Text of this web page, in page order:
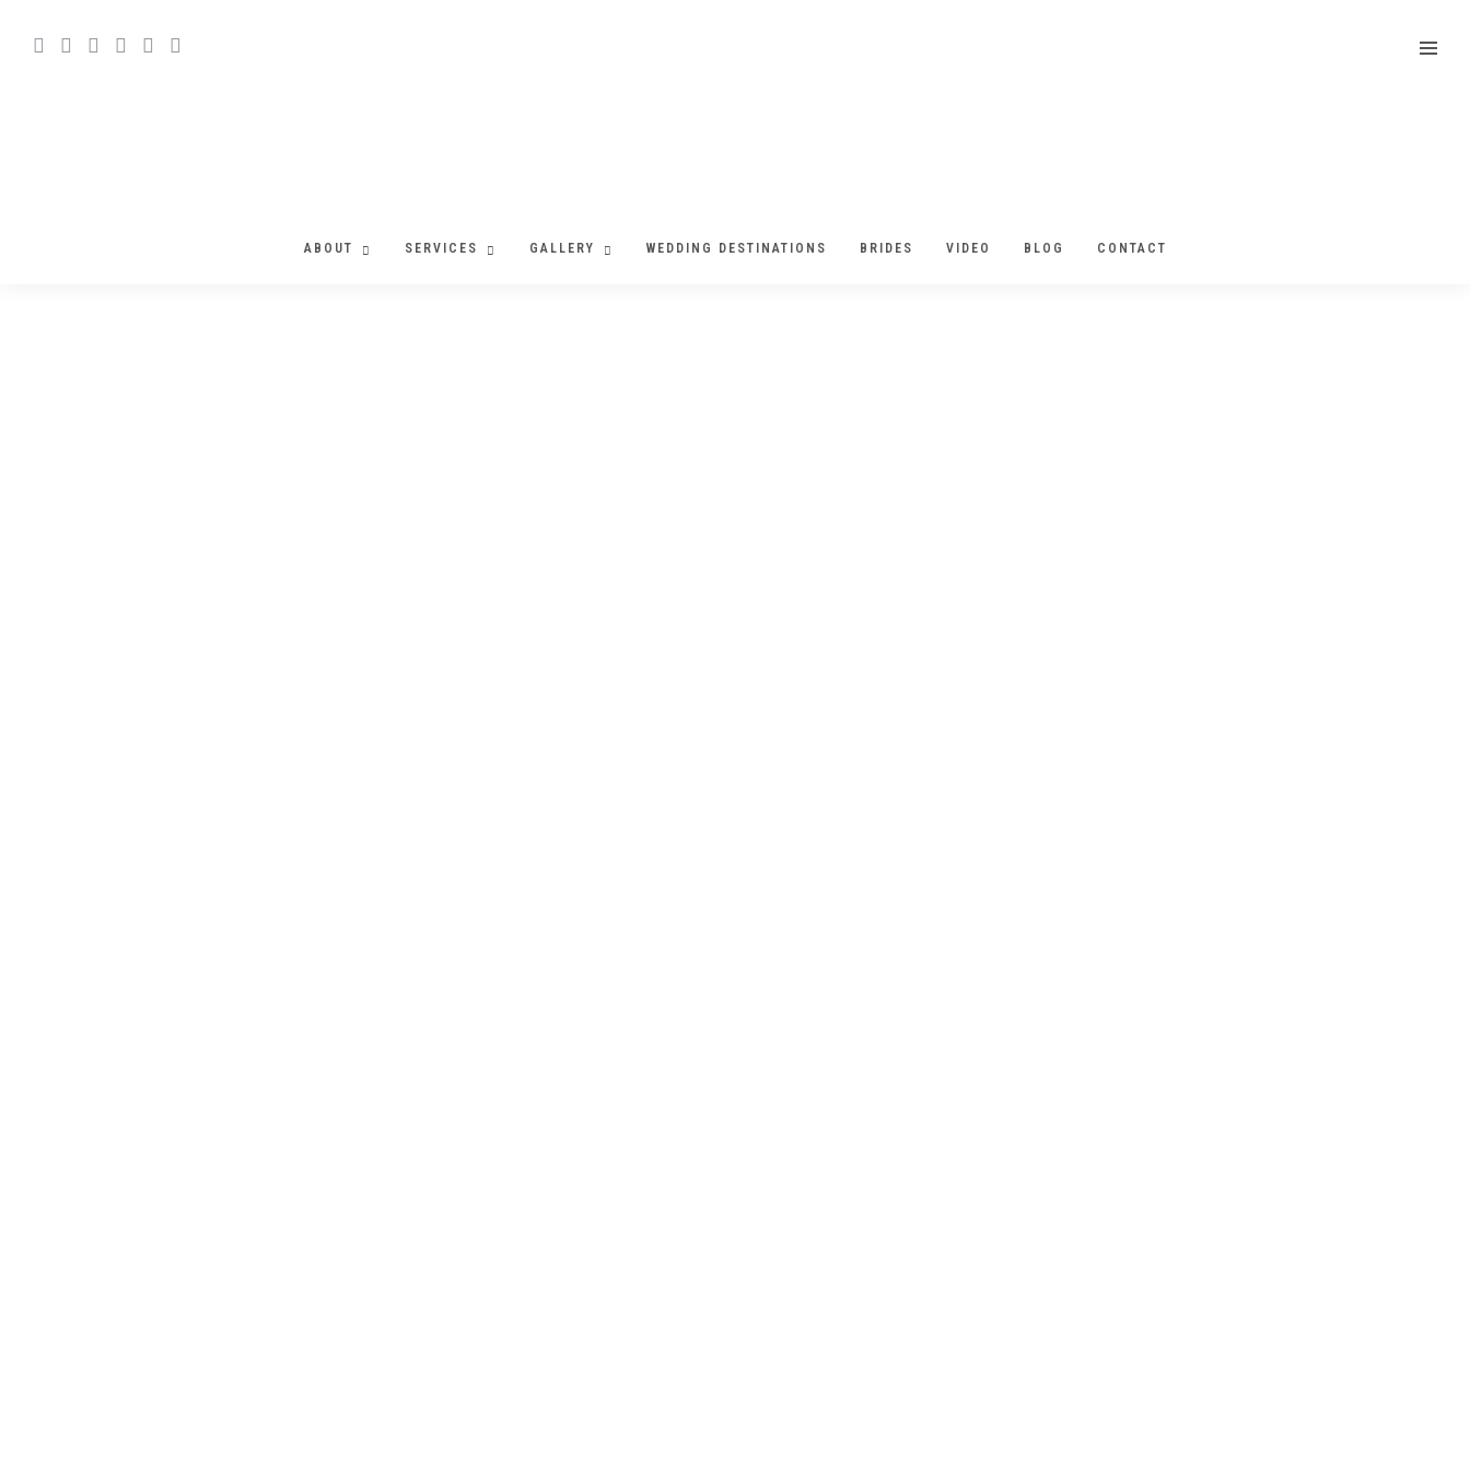
ABOUT SERVICES GALLERY WEDDING DESTINATIONS BRIDES VIDEO BLOG CONTACT